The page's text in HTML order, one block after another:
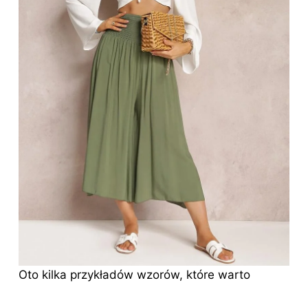
Oto kilka przykładów wzorów, które warto